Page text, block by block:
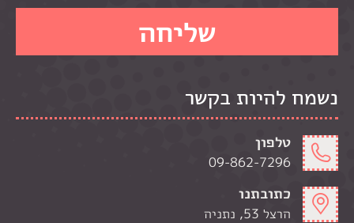
נשמח להיות בקשר
טלפון
09-862-7296
כתובתנו
הרצל 53, נתניה